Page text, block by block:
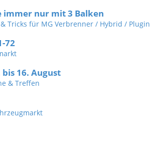
immer nur mit 3 Balken
Tricks für MG Verbrenner / Hybrid / Plugin
72
bis 16. August
& Treffen